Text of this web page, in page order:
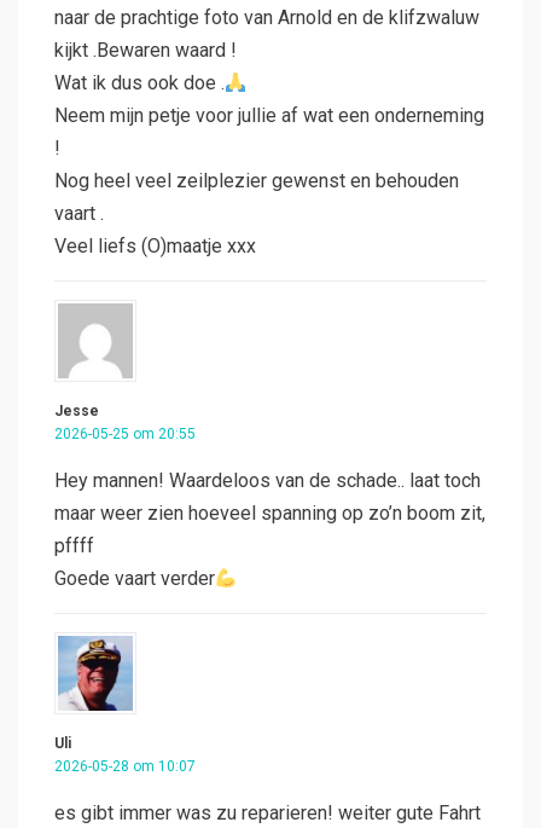
naar de prachtige foto van Arnold en de klifzwaluw
kijkt .Bewaren waard !
Wat ik dus ook doe .
Neem mijn petje voor jullie af wat een onderneming
!
Nog heel veel zeilplezier gewenst en behouden
vaart .
Veel liefs (O)maatje xxx
Jesse
2026-05-25 om 20:55
Hey mannen! Waardeloos van de schade.. laat toch
maar weer zien hoeveel spanning op zo’n boom zit,
pffff
Goede vaart verder
Uli
2026-05-28 om 10:07
es gibt immer was zu reparieren! weiter gute Fahrt